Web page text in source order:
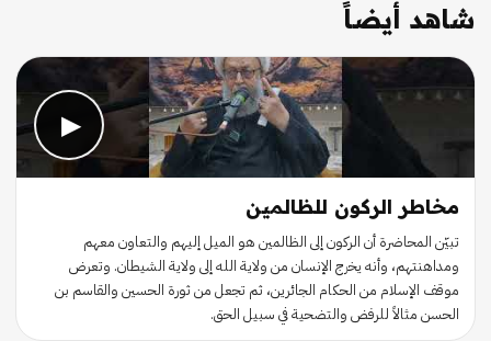
شاهد أيضاً
▶
مخاطر الركون للظالمين
تبيّن المحاضرة أن الركون إلى الظالمين هو الميل إليهم والتعاون معهم
ومداهنتهم، وأنه يخرج الإنسان من ولاية الله إلى ولاية الشيطان. وتعرض
موقف الإسلام من الحكام الجائرين، ثم تجعل من ثورة الحسين والقاسم بن
الحسن مثالاً للرفض والتضحية في سبيل الحق.